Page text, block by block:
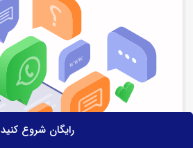
رایگان شروع کنید